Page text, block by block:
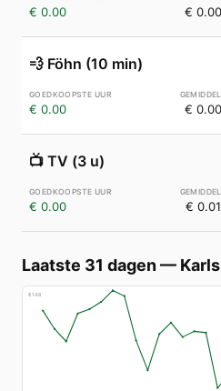
€ 0.00 € 0.00
💨 Föhn (10 min)
€ 0.00 € 0.00
📺 TV (3 u)
€ 0.00 € 0.01
Laatste 31 dagen —
€148